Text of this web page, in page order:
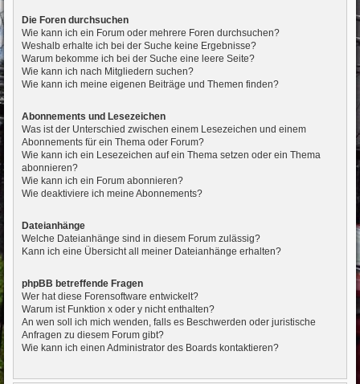
Die Foren durchsuchen
Wie kann ich ein Forum oder mehrere Foren durchsuchen?
Weshalb erhalte ich bei der Suche keine Ergebnisse?
Warum bekomme ich bei der Suche eine leere Seite?
Wie kann ich nach Mitgliedern suchen?
Wie kann ich meine eigenen Beiträge und Themen finden?
Abonnements und Lesezeichen
Was ist der Unterschied zwischen einem Lesezeichen und einem
Abonnements für ein Thema oder Forum?
Wie kann ich ein Lesezeichen auf ein Thema setzen oder ein Thema
abonnieren?
Wie kann ich ein Forum abonnieren?
Wie deaktiviere ich meine Abonnements?
Dateianhänge
Welche Dateianhänge sind in diesem Forum zulässig?
Kann ich eine Übersicht all meiner Dateianhänge erhalten?
phpBB betreffende Fragen
Wer hat diese Forensoftware entwickelt?
Warum ist Funktion x oder y nicht enthalten?
An wen soll ich mich wenden, falls es Beschwerden oder juristische
Anfragen zu diesem Forum gibt?
Wie kann ich einen Administrator des Boards kontaktieren?